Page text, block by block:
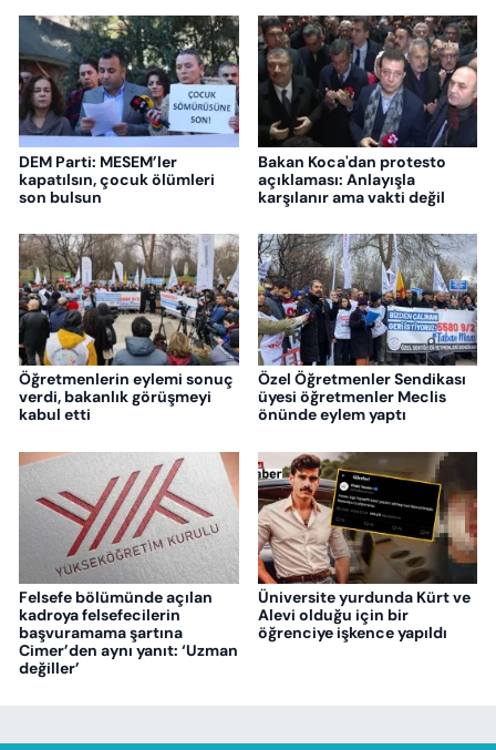
DEM Parti: MESEM’ler
kapatılsın, çocuk ölümleri
son bulsun
Bakan Koca'dan protesto
açıklaması: Anlayışla
karşılanır ama vakti değil
Öğretmenlerin eylemi sonuç
verdi, bakanlık görüşmeyi
kabul etti
Özel Öğretmenler Sendikası
üyesi öğretmenler Meclis
önünde eylem yaptı
Felsefe bölümünde açılan
kadroya felsefecilerin
başvuramama şartına
Cimer’den aynı yanıt: ‘Uzman
değiller’
Üniversite yurdunda Kürt ve
Alevi olduğu için bir
öğrenciye işkence yapıldı